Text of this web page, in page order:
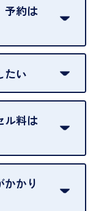
予約は
の予約は承って
にお越しくださ
がけください。
だきます。
たい
い取ったお品物
い戻しはできま
しすることがで
ル料は
額にご納得いた
ただいても問題
さい。
かり